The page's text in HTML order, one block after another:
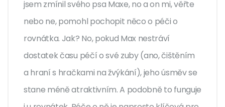
jsem zmínil svého psa Maxe, no a on mi, věřte
nebo ne, pomohl pochopit něco o péči o
rovnátka. Jak? No, pokud Max nestráví
dostatek času péčí o své zuby (ano, čištěním
a hraní s hračkami na žvýkání), jeho úsměv se
stane méně atraktivním. A podobně to funguje